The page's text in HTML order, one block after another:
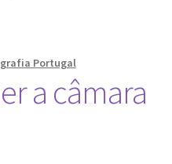
Portugal
a câmara